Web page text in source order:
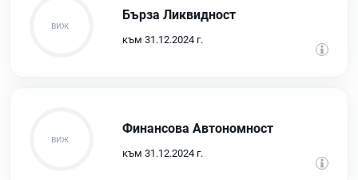
Бърза Ликвидност
към 31.12.2024 г.
Финансова Автономност
към 31.12.2024 г.